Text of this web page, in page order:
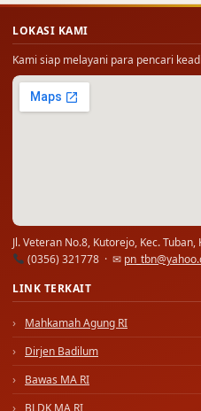
LOKASI KAMI
Kami siap melayani para pencari
Jl. Veteran No.8, Kutorejo, Kec. Tuban,
(0356) 321778 · ✉
LINK TERKAIT
Mahkamah Agung RI
Dirjen Badilum
Bawas MA RI
BLDK MA RI